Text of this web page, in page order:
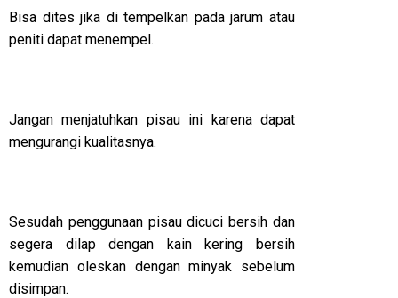
Bisa dites jika di tempelkan pada jarum atau
peniti dapat menempel.
Jangan menjatuhkan pisau ini karena dapat
mengurangi kualitasnya.
Sesudah penggunaan pisau dicuci bersih dan
segera dilap dengan kain kering bersih
kemudian oleskan dengan minyak sebelum
disimpan.